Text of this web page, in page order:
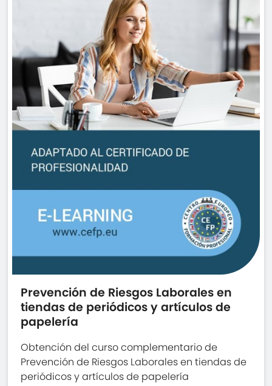
Prevención de Riesgos Laborales en
tiendas de periódicos y artículos de
papelería
Obtención del curso complementario de
Prevención de Riesgos Laborales en tiendas de
periódicos y artículos de papelería